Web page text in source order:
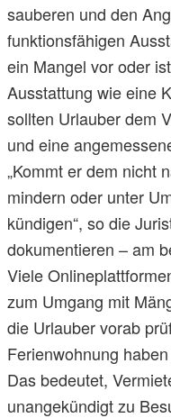
sauberen und den
funktionsfähigen
ein Mangel vor oder
Ausstattung wie eine
sollten Urlauber dem
und eine
„Kommt er dem nicht
mindern oder unter
kündigen“, so die
dokumentieren – am
Viele
zum Umgang mit
die Urlauber vorab
Ferienwohnung
Das bedeutet,
unangekündigt zu